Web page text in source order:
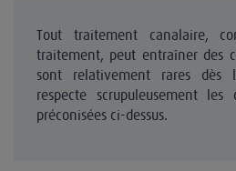
Tout traitement canalaire,
traitement, peut entraîner des
sont relativement rares dès
respecte scrupuleusement les
préconisées ci-dessus.